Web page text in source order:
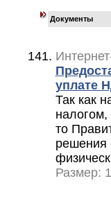
Документы
уплате
Так как
то
решения
Размер: